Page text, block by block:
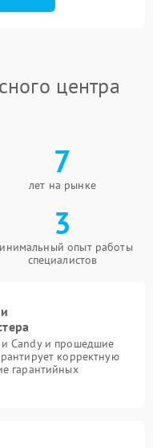
центра
7
лет на рынке
3
опыт работы
специалистов
Candy и прошедшие
корректную
гарантийных